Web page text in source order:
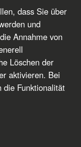
dass Sie über
und
Annahme von
Löschen der
aktivieren. Bei
die Funktionalität